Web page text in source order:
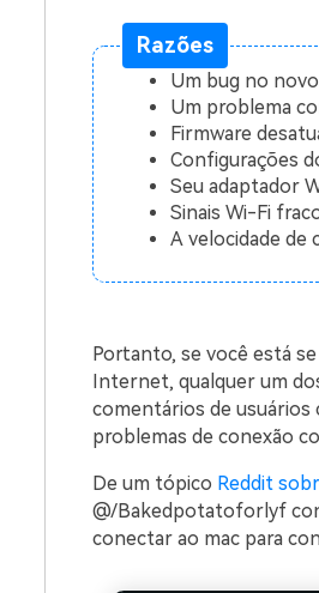
Razões
Um bug no
Um problema
Firmware
Configurações
Seu adaptador
Sinais Wi-Fi
A velocidade de
Portanto, se você está
Internet, qualquer um
comentários de usuários
problemas de conexão
De um tópico Reddit
@/Bakedpotatoforlyf
conectar ao mac para